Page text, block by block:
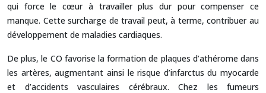
qui force le cœur à travailler plus dur pour compenser ce
manque. Cette surcharge de travail peut, à terme, contribuer au
développement de maladies cardiaques.
De plus, le CO favorise la formation de plaques d’athérome dans
les artères, augmentant ainsi le risque d’infarctus du myocarde
et d’accidents vasculaires cérébraux. Chez les fumeurs